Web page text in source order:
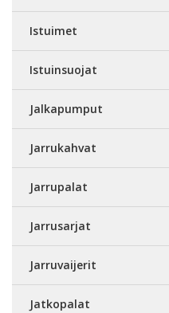
Istuimet
Istuinsuojat
Jalkapumput
Jarrukahvat
Jarrupalat
Jarrusarjat
Jarruvaijerit
Jatkopalat